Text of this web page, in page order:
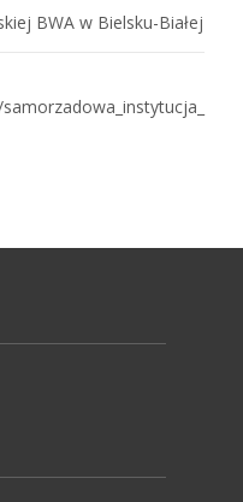
BWA w Bielsku-Białej